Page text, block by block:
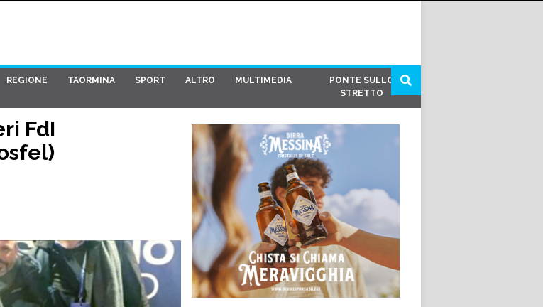
REGIONE TAORMINA SPORT ALTRO MULTIMEDIA
PONTE SULLO
STRETTO
FdI